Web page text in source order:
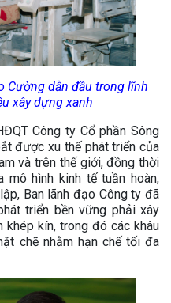
Cường dẫn đầu trong lĩnh
xây dựng xanh
Công ty Cổ phần Sông
được xu thế phát triển của
và trên thế giới, đồng thời
hình kinh tế tuần hoàn,
Ban lãnh đạo Công ty đã
triển bền vững phải xây
khép kín, trong đó các khâu
chẽ nhằm hạn chế tối đa